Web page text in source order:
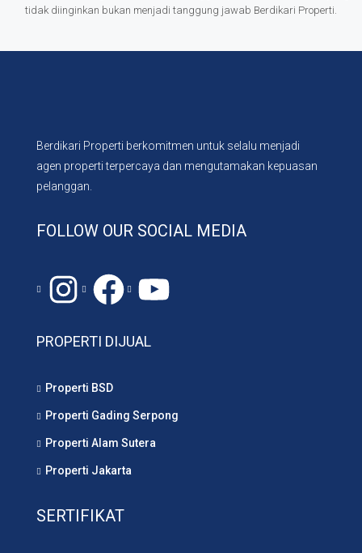
tidak diinginkan bukan menjadi tanggung jawab Berdikari Properti.
Berdikari Properti berkomitmen untuk selalu menjadi
agen properti terpercaya dan mengutamakan kepuasan
pelanggan.
FOLLOW OUR SOCIAL MEDIA
Instagram
# YouTube
PROPERTI DIJUAL
Properti BSD
Properti Gading Serpong
Properti Alam Sutera
Properti Jakarta
SERTIFIKAT